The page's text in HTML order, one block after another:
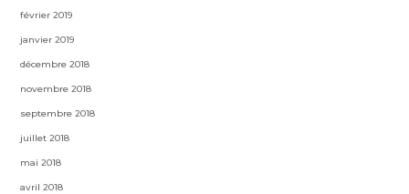
février 2019
janvier 2019
décembre 2018
novembre 2018
septembre 2018
juillet 2018
mai 2018
avril 2018